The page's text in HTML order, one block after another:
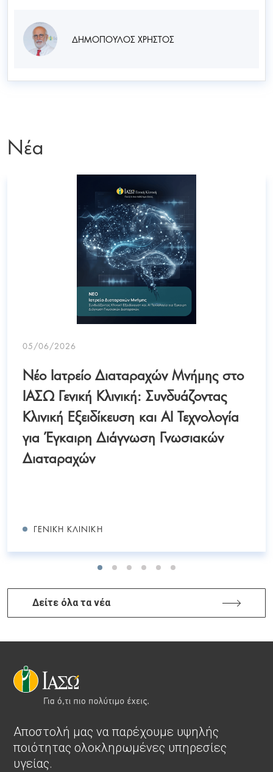
ΔΗΜΟΠΟΥΛΟΣ ΧΡΗΣΤΟΣ
Νέα
05/06/2026
Νέο Ιατρείο Διαταραχών Μνήμης στο
ΙΑΣΩ Γενική Κλινική: Συνδυάζοντας
Κλινική Εξειδίκευση και AI Τεχνολογία
για Έγκαιρη Διάγνωση Γνωσιακών
Διαταραχών
ΓΕΝΙΚΉ ΚΛΙΝΙΚΉ
Δείτε όλα τα νέα
Αποστολή μας να παρέχουμε υψηλής
ποιότητας ολοκληρωμένες υπηρεσίες
υγείας.